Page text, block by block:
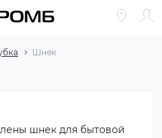
Шнек
шнек для бытовой